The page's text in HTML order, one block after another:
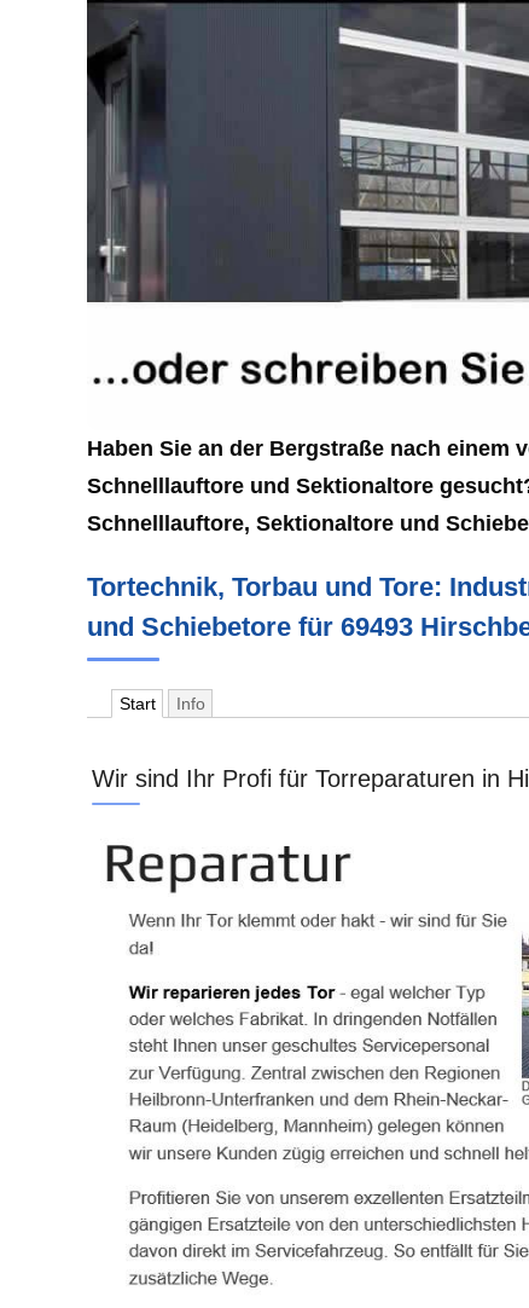
Haben Sie an der Bergstraße nach einem
Schnelllauftore und Sektionaltore
Schnelllauftore, Sektionaltore und
Tortechnik, Torbau und Tore:
und Schiebetore für 69493
Start Info
Wir sind Ihr Profi für Torreparaturen in